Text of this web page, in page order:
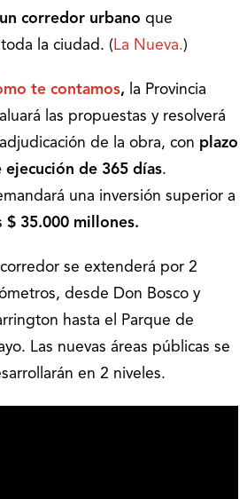
corredor urbano que
la ciudad. ( La Nueva.)
te contamos, la Provincia
las propuestas y resolverá
adjudicación de la obra, con plazo
ejecución de 365 días.
una inversión superior a
$ 35.000 millones.
corredor se extenderá por 2
desde Don Bosco y
hasta el Parque de
Las nuevas áreas públicas se
en 2 niveles.